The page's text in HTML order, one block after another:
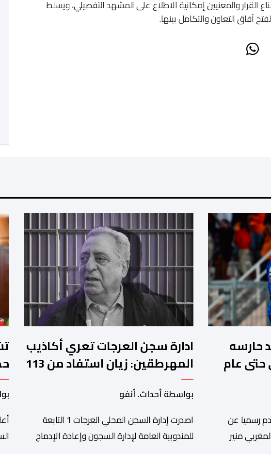
القرار والمعنيين إمكانية الاطلاع على المشهد التفصيلي، ويسلط
آفاق التعاون والتكامل بينها.
حارسه
حتى عام
رسميا عن
منير
ادارة سجن العرجات تعري أكاذيب
المهرطقين: زيان استفاد من 113
استشارة و50 فحصا طبيا
بواسطة أحداث. أنفو
اصدرت إدارة السجن المحلي العرجات 1 التابعة
للمندوبية العامة لإدارة السجون وإعادة الإدماج